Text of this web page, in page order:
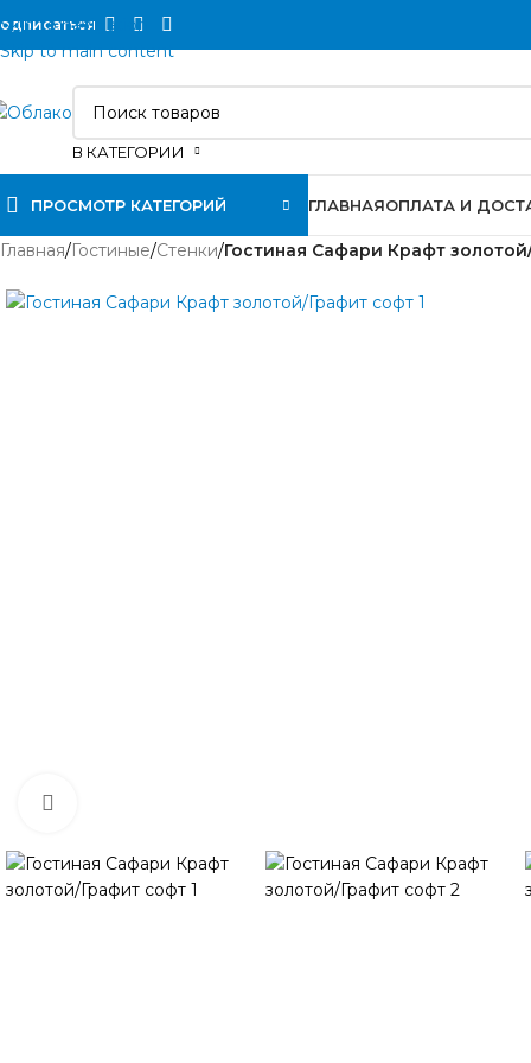
Skip to navigation
Skip to main content
В КАТЕГОРИИ
ПРОСМОТР КАТЕГОРИЙ ГЛАВНАЯОПЛАТА И
Главная/Гостиные/Стенки/Гостиная Сафари Крафт